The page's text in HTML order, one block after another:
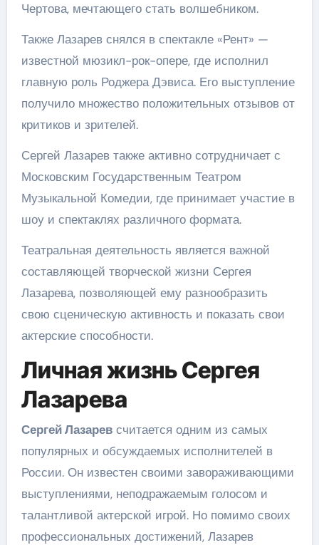
Чертова, мечтающего стать волшебником.
Также Лазарев снялся в спектакле «Рент» —
известной мюзикл-рок-опере, где исполнил
главную роль Роджера Дэвиса. Его выступление
получило множество положительных отзывов от
критиков и зрителей.
Сергей Лазарев также активно сотрудничает с
Московским Государственным Театром
Музыкальной Комедии, где принимает участие в
шоу и спектаклях различного формата.
Театральная деятельность является важной
составляющей творческой жизни Сергея
Лазарева, позволяющей ему разнообразить
свою сценическую активность и показать свои
актерские способности.
Личная жизнь Сергея
Лазарева
Сергей Лазаревсчитается одним из самых
популярных и обсуждаемых исполнителей в
России. Он известен своими завораживающими
выступлениями, неподражаемым голосом и
талантливой актерской игрой. Но помимо своих
профессиональных достижений, Лазарев